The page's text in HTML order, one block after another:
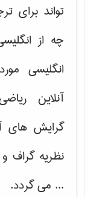
تواند برای
چه از
انگلیسی
آنلاین
گرایش های
نظریه گراف
... می گردد.